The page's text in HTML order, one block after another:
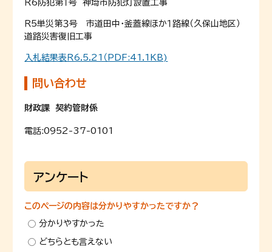
Ｒ6防犯第１号 神埼市防犯灯設置工事
Ｒ5単災第３号 市道田中・釜蓋線ほか１路線（久保山地区）
道路災害復旧工事
入札結果表Ｒ6.5.21（PDF:41.1KB)
問い合わせ
財政課 契約管財係
電話:0952-37-0101
アンケート
このページの内容は分かりやすかったですか？
分かりやすかった
どちらとも言えない